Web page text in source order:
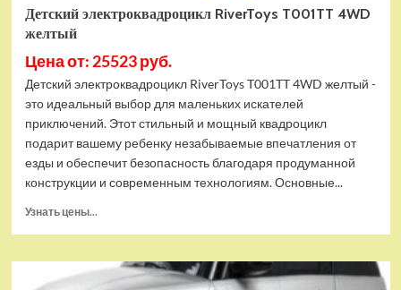
Детский электроквадроцикл RiverToys T001TT 4WD
желтый
Цена от: 25523 руб.
Детский электроквадроцикл RiverToys T001TT 4WD желтый -
это идеальный выбор для маленьких искателей
приключений. Этот стильный и мощный квадроцикл
подарит вашему ребенку незабываемые впечатления от
езды и обеспечит безопасность благодаря продуманной
конструкции и современным технологиям. Основные...
Узнать цены...
Детский
электроквадроцикл